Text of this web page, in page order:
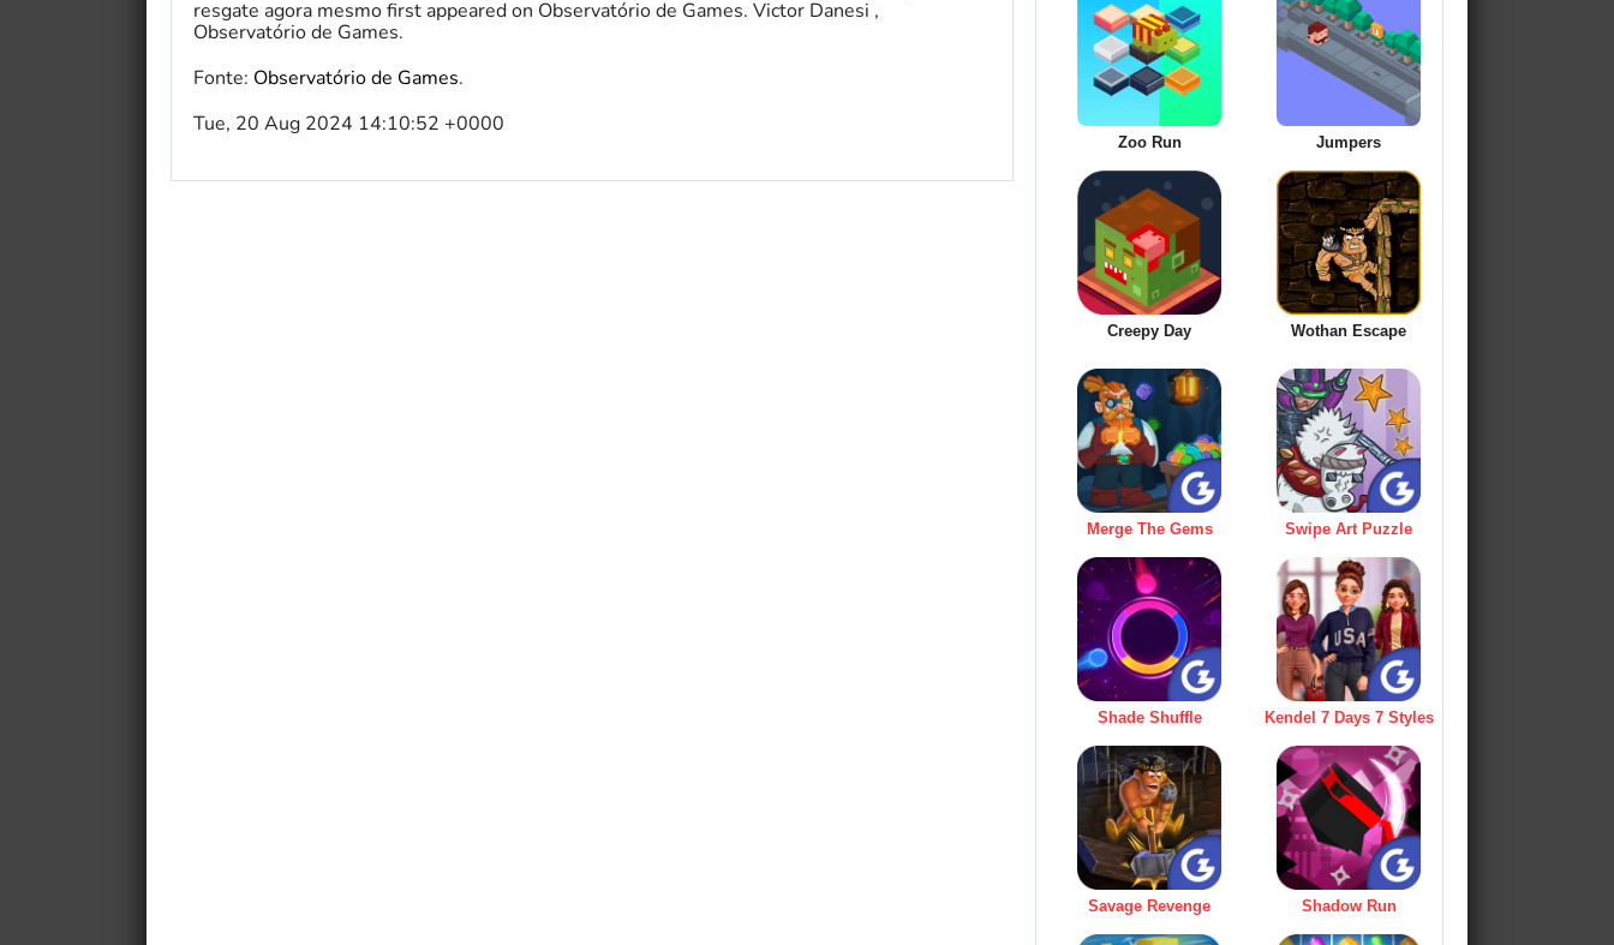
resgate agora mesmo first appeared on Observatório de Games. Victor Danesi ,
Observatório de Games.
Fonte: Observatório de Games.
Tue, 20 Aug 2024 14:10:52 +0000
Zoo Run Jumpers
Creepy Day Wothan Escape
Merge The Gems Swipe Art Puzzle
Shade Shuffle Kendel 7 Days 7 Styles
Savage Revenge Shadow Run